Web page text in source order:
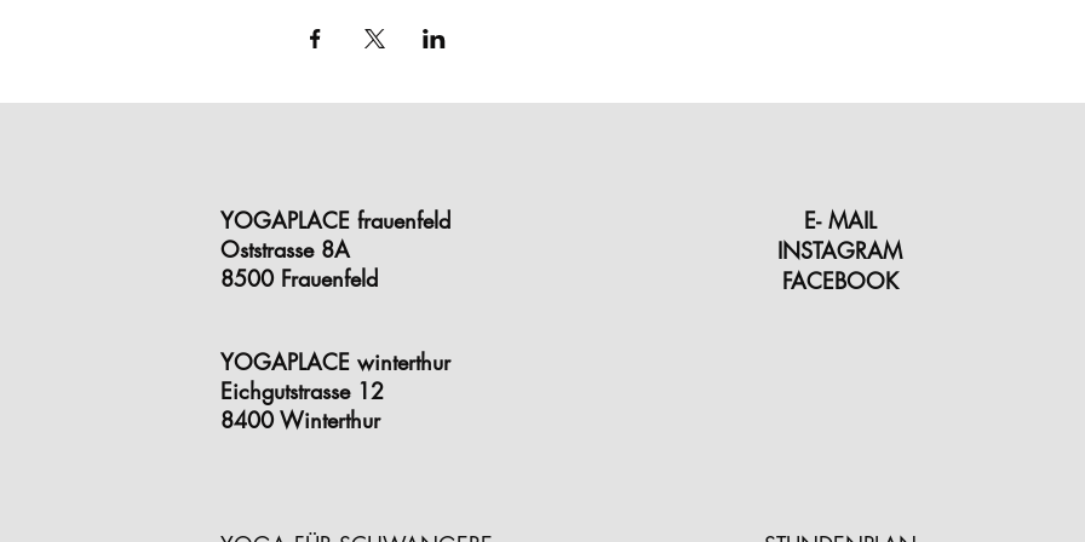
YOGAPLACE frauenfeld
Oststrasse 8A
8500 Frauenfeld
YOGAPLACE winterthur
Eichgutstrasse 12
8400 Winterthur
E- MAIL
INSTAGRAM
FACEBOOK